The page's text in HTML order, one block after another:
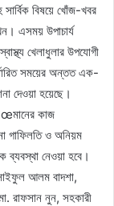
বিষয়ে খোঁজ-খবর
এসময় উপাচার্য
খেলাধুলার উপযোগী
সময়ের অন্তত এক-
দেওয়া হয়েছে।
কাজ
গাফিলতি ও অনিয়ম
ব্যবস্থা নেওয়া হবে।
আলম বাদশা,
রাফসান নুন, সহকারী